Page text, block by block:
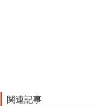
関連記事